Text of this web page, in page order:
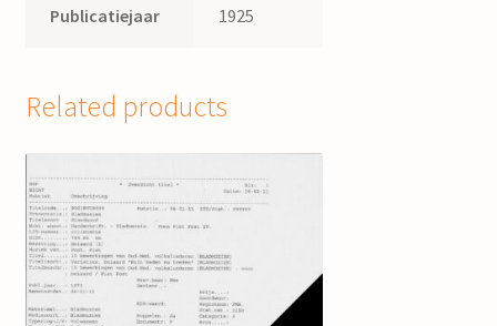
Publicatiejaar 1925
Related products